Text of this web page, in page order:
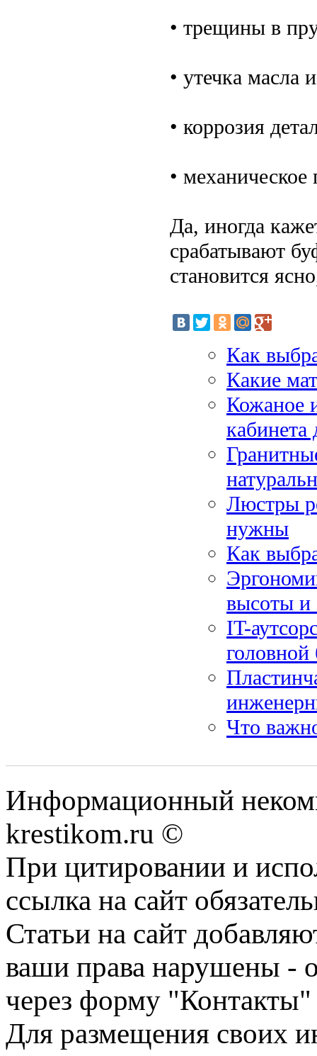
• трещины в
• утечка масла
• коррозия
•
Да, иногда
срабатывают
становится
Как
Какие
Кожаное
кабинета
Люстры
нужны
Как
высоты и
IT-
головной
Что
Информационный
krestikom.ru ©
При цитировании и
ссылка на сайт
Статьи на сайт
ваши права нарушены -
через форму "Контакты"
Для размещения своих